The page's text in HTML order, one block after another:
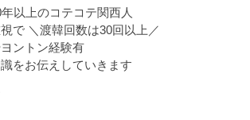
以上のコテコテ関西人
で ＼渡韓回数は30回以上／
ントン経験有
をお伝えしていきます